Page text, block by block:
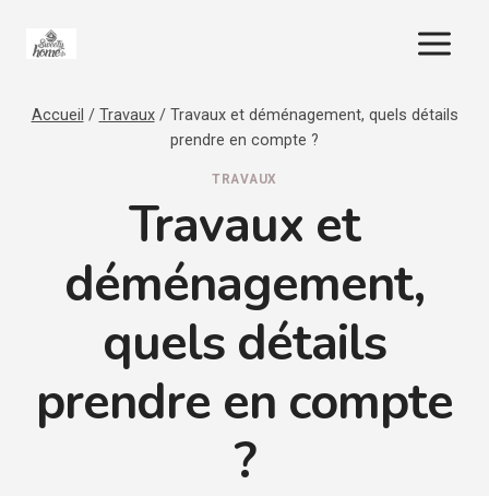
Accueil / Travaux / Travaux et déménagement, quels détails
prendre en compte ?
TRAVAUX
Travaux et
déménagement,
quels détails
prendre en compte
?